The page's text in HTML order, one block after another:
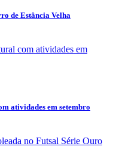
de Estância Velha
atividades em setembro